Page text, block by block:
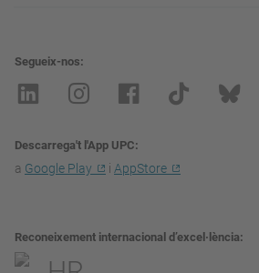
Segueix-nos
Descarrega't l'App UPC
a Google Play i AppStore
Reconeixement internacional d’excel·lència